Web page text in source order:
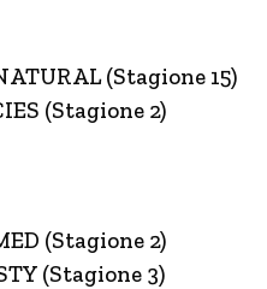
(Stagione 15)
(Stagione 2)
(Stagione 2)
(Stagione 3)